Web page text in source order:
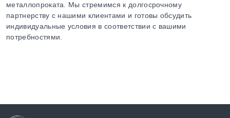
металлопроката. Мы стремимся к долгосрочному
партнерству с нашими клиентами и готовы обсудить
индивидуальные условия в соответствии с вашими
потребностями.